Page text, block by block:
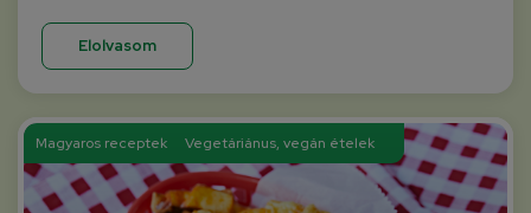
Elolvasom
Magyaros receptek Vegetáriánus, vegán ételek